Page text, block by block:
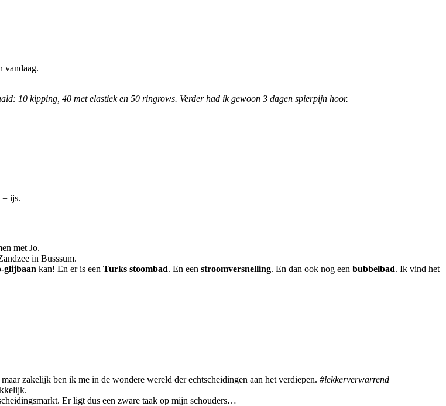
vandaag.
10 kipping, 40 met elastiek en 50 ringrows. Verder had ik gewoon 3 dagen spierpijn hoor.
= ijs.
met Jo.
in Busssum.
glijbaan kan! En er is een Turks stoombad. En een stroomversnelling. En dan ook nog een bubbelbad. Ik vind het
maar zakelijk ben ik me in de wondere wereld der echtscheidingen aan het verdiepen. #lekkerverwarrend
Er ligt dus een zware taak op mijn schouders…